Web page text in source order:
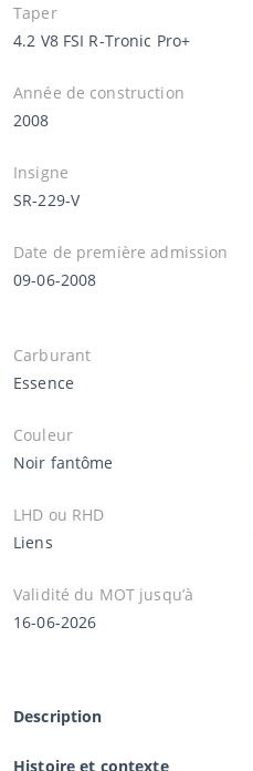
Taper
4.2 V8 FSI R-Tronic Pro+
Année de construction
2008
Insigne
SR-229-V
Date de première admission
09-06-2008
Carburant
Essence
Couleur
Noir fantôme
LHD ou RHD
Liens
Validité du MOT jusqu’à
16-06-2026
Description
Histoire et contexte